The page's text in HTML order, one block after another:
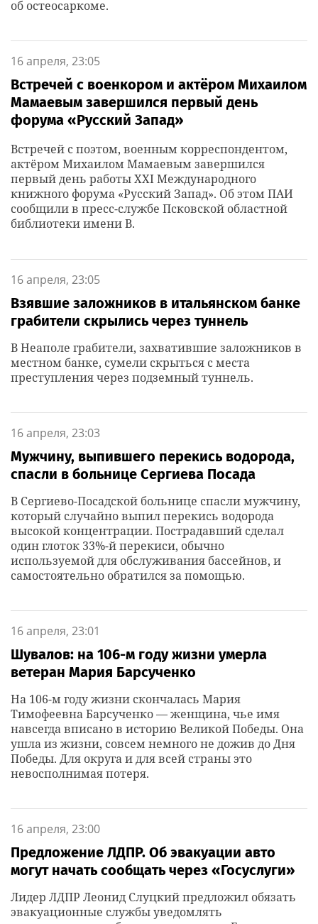
об остеосаркоме.
16 апреля, 23:05
Встречей с военкором и актёром Михаилом
Мамаевым завершился первый день
форума «Русский Запад»
Встречей с поэтом, военным корреспондентом,
актёром Михаилом Мамаевым завершился
первый день работы XXI Международного
книжного форума «Русский Запад». Об этом ПАИ
сообщили в пресс-службе Псковской областной
библиотеки имени В.
16 апреля, 23:05
Взявшие заложников в итальянском банке
грабители скрылись через туннель
В Неаполе грабители, захватившие заложников в
местном банке, сумели скрыться с места
преступления через подземный туннель.
16 апреля, 23:03
Мужчину, выпившего перекись водорода,
спасли в больнице Сергиева Посада
В Сергиево-Посадской больнице спасли мужчину,
который случайно выпил перекись водорода
высокой концентрации. Пострадавший сделал
один глоток 33%-й перекиси, обычно
используемой для обслуживания бассейнов, и
самостоятельно обратился за помощью.
16 апреля, 23:01
Шувалов: на 106-м году жизни умерла
ветеран Мария Барсученко
На 106-м году жизни скончалась Мария
Тимофеевна Барсученко — женщина, чье имя
навсегда вписано в историю Великой Победы. Она
ушла из жизни, совсем немного не дожив до Дня
Победы. Для округа и для всей страны это
невосполнимая потеря.
16 апреля, 23:00
Предложение ЛДПР. Об эвакуации авто
могут начать сообщать через «Госуслуги»
Лидер ЛДПР Леонид Слуцкий предложил обязать
эвакуационные службы уведомлять